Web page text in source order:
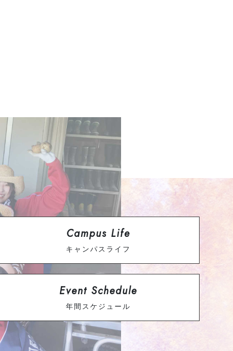
Campus Life
キャンパスライフ
Event Schedule
年間スケジュール